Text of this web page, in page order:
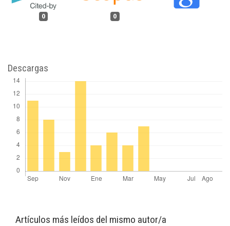
0 0
Descargas
Artículos más leídos del mismo autor/a